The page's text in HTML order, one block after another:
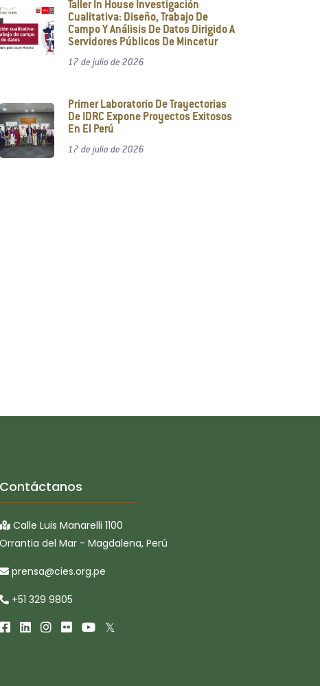
Taller In House Investigación
Cualitativa: Diseño, Trabajo De
Campo Y Análisis De Datos Dirigido A
Servidores Públicos De Mincetur
17 de julio de 2026
Primer Laboratorio De Trayectorias
De IDRC Expone Proyectos Exitosos
En El Perú
17 de julio de 2026
Contáctanos
Calle Luis Manarelli 1100
Orrantia del Mar - Magdalena, Perú
prensa@cies.org.pe
+51 329 9805